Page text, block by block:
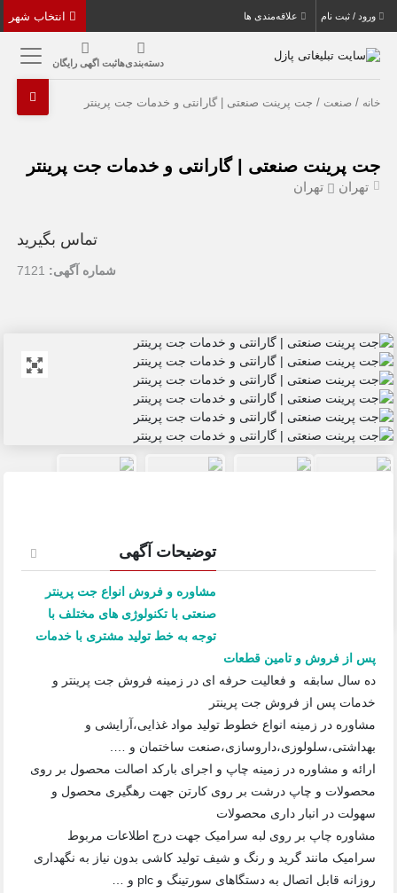
ورود / ثبت نام علاقه‌مندی ها
دسته‌بندی‌هاثبت اگهی رایگان
خانه /صنعت / جت پرینت صنعتی | گارانتی و خدمات جت پرینتر
جت پرینت صنعتی | گارانتی و خدمات جت پرینتر
تهران تهران
تماس بگیرید
شماره آگهی: 7121
توضیحات آگهی
مشاوره و فروش انواع جت پرینتر
صنعتی با تکنولوژی های مختلف با
توجه به خط تولید مشتری با خدمات
پس از فروش و تامین قطعات
ده سال سابقه و فعالیت حرفه ای در زمینه فروش جت پرینتر و
خدمات پس از فروش جت پرینتر
مشاوره در زمینه انواع خطوط تولید مواد غذایی،آرایشی و
بهداشتی،سلولوزی،داروسازی،صنعت ساختمان و ….
ارائه و مشاوره در زمینه چاپ و اجرای بارکد اصالت محصول بر روی
محصولات و چاپ درشت بر روی کارتن جهت رهگیری محصول و
سهولت در انبار داری محصولات
مشاوره چاپ بر روی لبه سرامیک جهت درج اطلاعات مربوط
سرامیک مانند گرید و رنگ و شیف تولید کاشی بدون نیاز به نگهداری
روزانه قابل اتصال به دستگاهای سورتینگ و plc و …